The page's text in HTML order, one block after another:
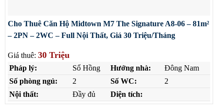
Cho Thuê Căn Hộ Midtown M7 The Signature A8-06 – 81m²
– 2PN – 2WC – Full Nội Thất, Giá 30 Triệu/Tháng
Giá thuê: 30 Triệu
Pháp lý: Sổ Hồng Hướng nhà:
Đông Nam
Số phòng ngủ:
2 Số WC:
2
Nội thất:
Đầy đủ Diện tích: